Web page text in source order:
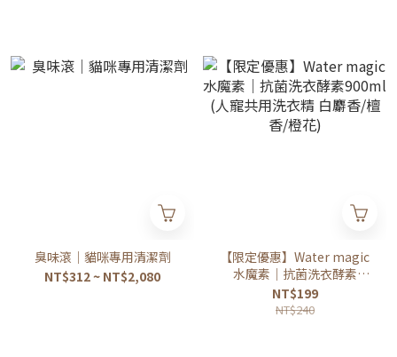
臭味滾｜貓咪專用清潔劑
NT$312 ~ NT$2,080
【限定優惠】Water magic
水魔素｜抗菌洗衣酵素
麝香/檀香/橙花)
NT$199
NT$240